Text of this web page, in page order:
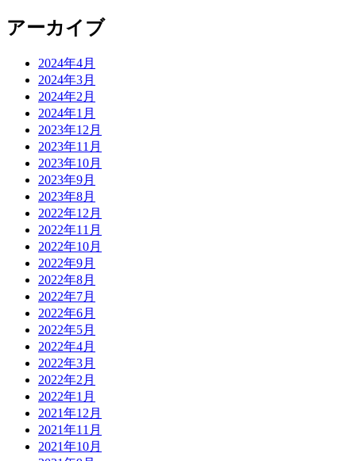
アーカイブ
2024年4月
2024年3月
2024年2月
2024年1月
2023年12月
2023年11月
2023年10月
2023年9月
2023年8月
2022年12月
2022年11月
2022年10月
2022年9月
2022年8月
2022年7月
2022年6月
2022年5月
2022年4月
2022年3月
2022年2月
2022年1月
2021年12月
2021年11月
2021年10月